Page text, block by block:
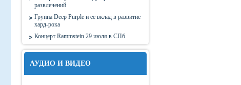
развлечений
Группа Deep Purple и ее вклад в развитие
хард-рока
Концерт Rammstein 29 июля в СПб
АУДИО И ВИДЕО